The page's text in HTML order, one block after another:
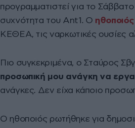
προγραμματιστεί για το
συχνότητα του Ant1. Ο ηθοποιός
ΚΕΘΕΑ, τις ναρκωτικές ουσίες
Πιο συγκεκριμένα, ο Σταύρος
προσωπική μου ανάγκη να
ανάγκες. Δεν είχα κάποιο
Ο ηθοποιός ρωτήθηκε για